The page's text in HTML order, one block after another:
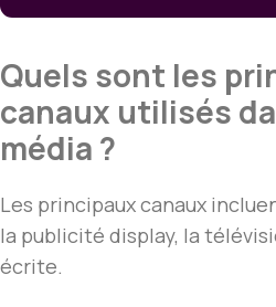
Quels sont les
canaux utilisés
média ?
Les principaux canaux
la publicité display, la
écrite.